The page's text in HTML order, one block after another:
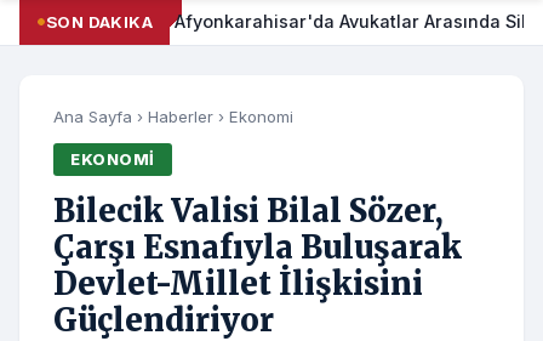
SON DAKIKA Afyonkarahisar'da Avukatlar Arasında
Ana Sayfa › Haberler › Ekonomi
EKONOMI
Bilecik Valisi Bilal Sözer,
Çarşı Esnafıyla Buluşarak
Devlet-Millet İlişkisini
Güçlendiriyor